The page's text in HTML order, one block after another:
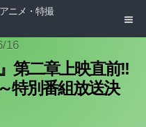
ニメ・特撮
16
第二章上映直前!!
特別番組放送決